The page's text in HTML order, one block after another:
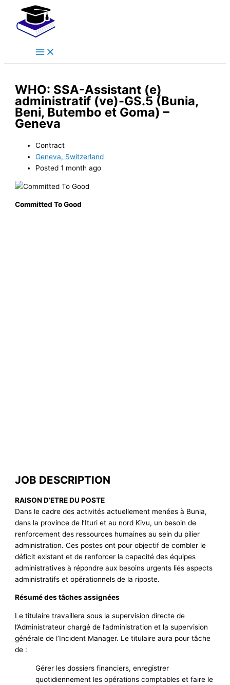
content
Menu
WHO: SSA-Assistant (e)
administratif (ve)-GS.5 (Bunia,
Beni, Butembo et Goma) –
Geneva
Contract
Geneva, Switzerland
Posted 1 month ago
Committed To Good
JOB DESCRIPTION
RAISON D’ETRE DU POSTE
Dans le cadre des activités actuellement menées à Bunia,
dans la province de l’Ituri et au nord Kivu, un besoin de
renforcement des ressources humaines au sein du pilier
administration. Ces postes ont pour objectif de combler le
déficit existant et de renforcer la capacité des équipes
administratives à répondre aux besoins urgents liés aspects
administratifs et opérationnels de la riposte.
Résumé des tâches assignées
Le titulaire travaillera sous la supervision directe de
l’Administrateur chargé de l’administration et la supervision
générale de l’Incident Manager. Le titulaire aura pour tâche
de :
Gérer les dossiers financiers, enregistrer
quotidiennement les opérations comptables et faire le